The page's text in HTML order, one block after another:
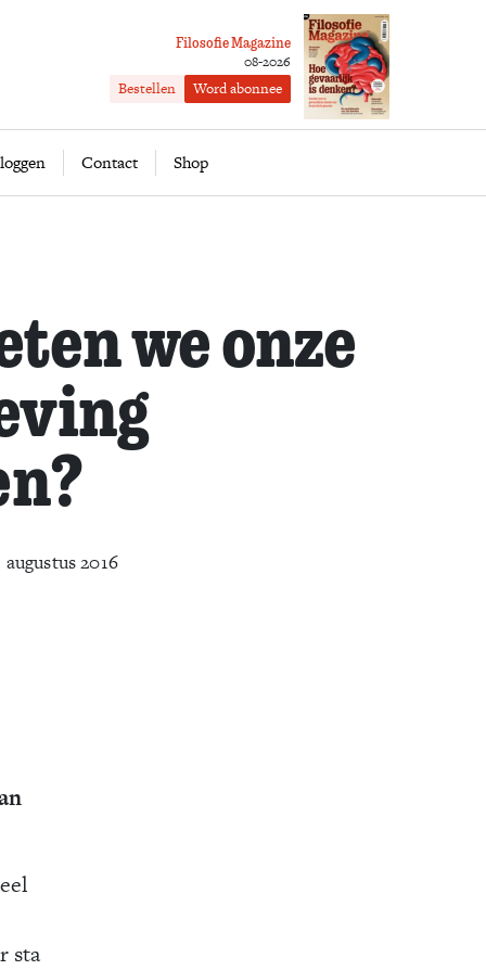
Filosofie Magazine
08-2026
Bestellen Word abonnee
Contact Shop
Word abonnee
we onze
2016
sta